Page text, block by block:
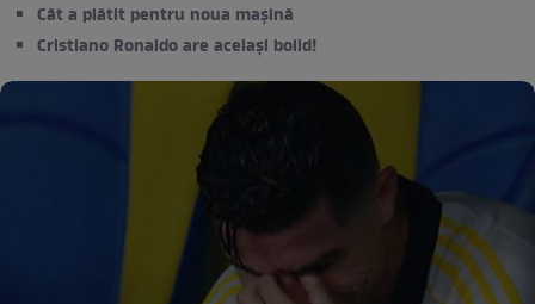
Cât a plătit pentru noua mașină
Cristiano Ronaldo are același bolid!